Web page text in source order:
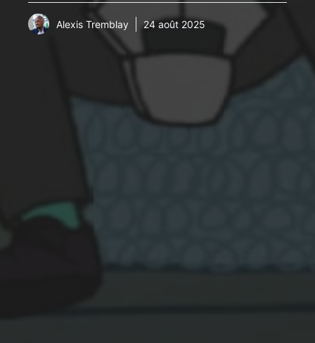
Alexis Tremblay 24 août 2025